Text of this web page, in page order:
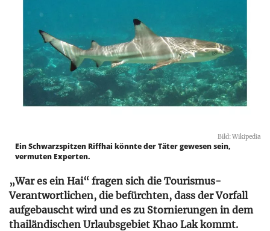
Bild: Wikipedia
Ein Schwarzspitzen Riffhai könnte der Täter gewesen sein,
vermuten Experten.
„War es ein Hai“ fragen sich die Tourismus-
Verantwortlichen, die befürchten, dass der Vorfall
aufgebauscht wird und es zu Stornierungen in dem
thailändischen Urlaubsgebiet Khao Lak kommt.